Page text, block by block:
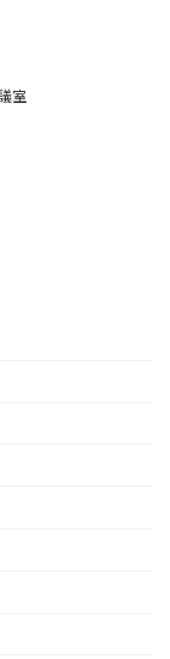
室